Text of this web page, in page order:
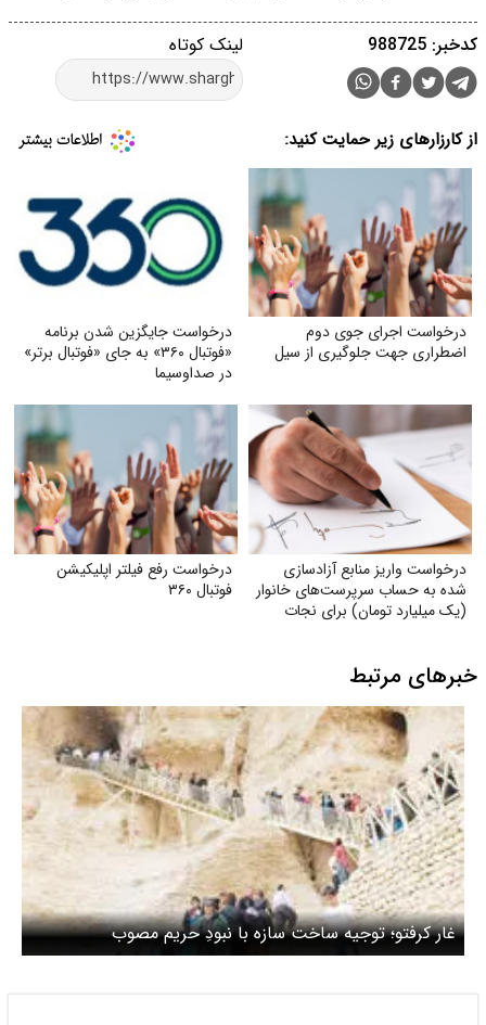
لینک کوتاه کدخبر: 988725
از کارزارهای زیر حمایت کنید:
درخواست اجرای جوی دوم
اضطراری جهت جلوگیری از سیل
درخواست جایگزین شدن برنامه
«فوتبال ۳۶۰» به جای «فوتبال برتر»
در صداوسیما
درخواست واریز منابع آزادسازی
شده به حساب سرپرست‌های خانوار
(یک میلیارد تومان) برای نجات
درخواست رفع فیلتر اپلیکیشن
فوتبال ۳۶۰
خبرهای مرتبط
غار کرفتو؛ توجیه ساخت سازه با نبودِ حریم مصوب